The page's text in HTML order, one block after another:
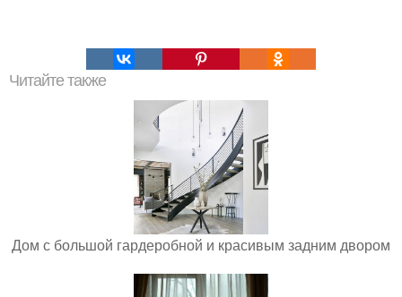
Читайте также
Дом с большой гардеробной и красивым задним двором